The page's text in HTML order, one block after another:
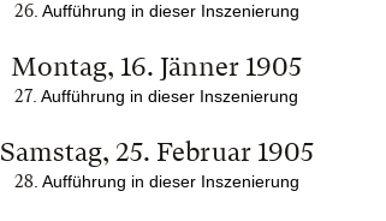
26. Aufführung in dieser Inszenierung
Montag, 16. Jänner 1905
27 Aufführung in dieser Inszenierung
Samstag, 25. Februar 1905
28. Aufführung in dieser Inszenierung